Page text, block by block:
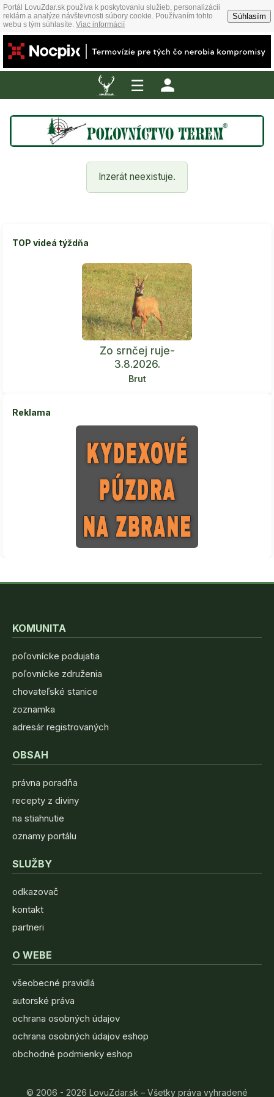
Portál LovuZdar.sk používa k poskytovaniu služieb, personalizácii
reklám a analýze návštevnosti súbory cookie. Používaním tohto
webu s tým súhlasíte. Viac informácií
Súhlasím
☰
Inzerát neexistuje.
TOP videá týždňa
Zo srnčej ruje-
3.8.2026.
Brut
Reklama
KOMUNITA
poľovnícke podujatia
poľovnícke združenia
chovateľské stanice
zoznamka
adresár registrovaných
OBSAH
právna poradňa
recepty z diviny
na stiahnutie
oznamy portálu
SLUŽBY
odkazovač
kontakt
partneri
O WEBE
všeobecné pravidlá
autorské práva
ochrana osobných údajov
ochrana osobných údajov eshop
obchodné podmienky eshop
© 2006 - 2026 LovuZdar.sk – Všetky práva vyhradené